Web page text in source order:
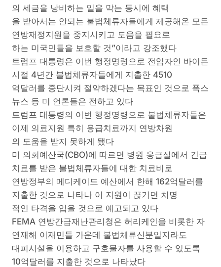
의 세금을 낭비하는 일을 막는 동시에 혜택
을 받아서는 안되는 불법체류자들에게 제공해온 모든
연방재정지원을 중지시키고 도움을 필요로
하는 미국민들을 보호할 것”이라고 강조했다
트럼프 대통령은 이번 행정명령으로 전임자인 바이든
시절 4년간 불법체류자들에게 지출한 4510
억달러를 중단시켜 절약하겠다는 목표인 것으로 폭스
뉴스 등 미 언론들은 전하고 있다
트럼프 대통령의 이번 행정명령으로 불법체류자들은
이제 의료지원 특히 응급치료까지 연방차원
의 도움을 받지 못하게 됐다
미 의회예산국(CBO)에 따르면 병원 응급실에서 긴급
치료를 받은 불법체류자들에 대한 치료비로
연방정부의 메디케이드 예산에서 한해 162억달러를
지출한 것으로 나타나 이 지원이 끊기면 치명
적인 타격을 입을 것으로 예고되고 있다
FEMA 연방간급재난관리청은 허리케인을 비롯한 자
연재해 이재민들 가운데 불법체류신분일지라도
대피시설을 이용하고 구호물자를 사용할 수 있도록
10억달러를 지출한 것으로 나타났다